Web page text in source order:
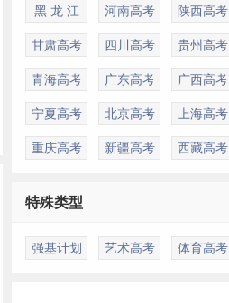
黑 龙 江 河南高考 陕西高考
甘肃高考 四川高考 贵州高考
青海高考 广东高考 广西高考
宁夏高考 北京高考 上海高考
重庆高考 新疆高考 西藏高考
特殊类型
强基计划 艺术高考 体育高考